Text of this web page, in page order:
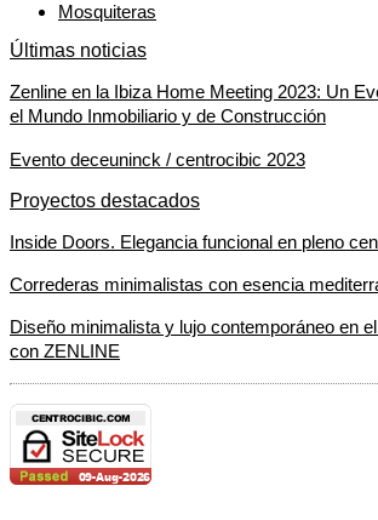
Mosquiteras
Últimas noticias
Zenline en la Ibiza Home Meeting 2023: Un
el Mundo Inmobiliario y de Construcción
Evento deceuninck / centrocibic 2023
Proyectos destacados
Inside Doors. Elegancia funcional en pleno
Correderas minimalistas con esencia
Diseño minimalista y lujo contemporáneo en
con ZENLINE